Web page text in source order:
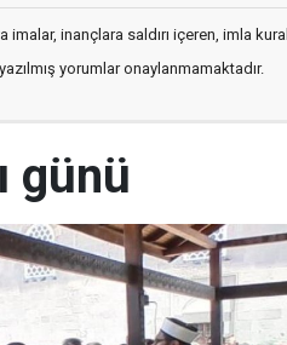
inançlara saldırı içeren, imla
yorumlar onaylanmamaktadır.
günü